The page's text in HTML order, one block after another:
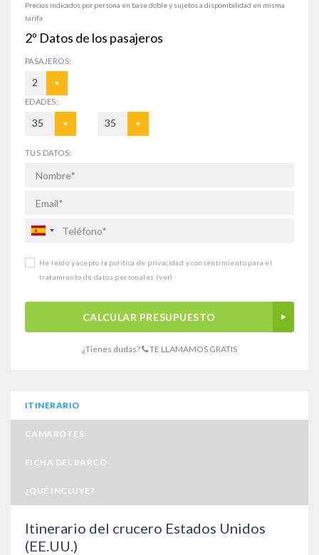
Precios indicados por persona en base doble y sujetos a disponibilidad en misma
tarifa
2º Datos de los pasajeros
PASAJEROS:
2
EDADES:
35 35
TUS DATOS:
He leído y acepto la política de privacidad y consentimiento para el
tratamiento de datos personales (ver)
CALCULAR PRESUPUESTO
¿Tienes dudas? TE LLAMAMOS GRATIS
ITINERARIO
CAMAROTES
FICHA DEL BARCO
¿QUÉ INCLUYE?
Itinerario del crucero Estados Unidos
(EE.UU.)